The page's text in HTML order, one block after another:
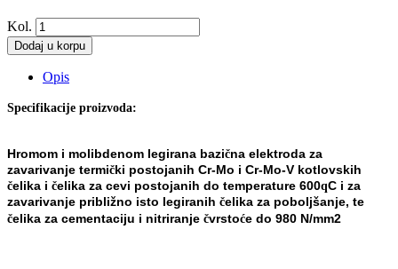
Kol.
Dodaj u korpu
Opis
Specifikacije proizvoda:
Hromom i molibdenom legirana bazična elektroda za
zavarivanje termički postojanih Cr-Mo i Cr-Mo-V kotlovskih
čelika i čelika za cevi postojanih do temperature 600qC i za
zavarivanje približno isto legiranih čelika za poboljšanje, te
čelika za cementaciju i nitriranje čvrstoće do 980 N/mm2